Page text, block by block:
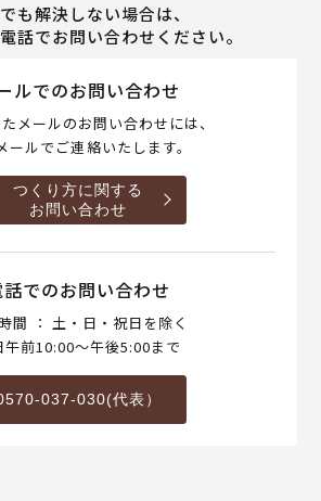
も解決しない場合は、
話でお問い合わせください。
ルでのお問い合わせ
メールのお問い合わせには、
ールでご連絡いたします。
つくり方に関する
お問い合わせ
話でのお問い合わせ
間 ： 土・日・祝日を除く
午前10:00～午後5:00まで
037-030(代表）